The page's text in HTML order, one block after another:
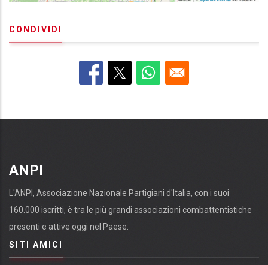
CONDIVIDI
ANPI
L'ANPI, Associazione Nazionale Partigiani d'Italia, con i suoi
160.000 iscritti, è tra le più grandi associazioni combattentistiche
presenti e attive oggi nel Paese.
SITI AMICI